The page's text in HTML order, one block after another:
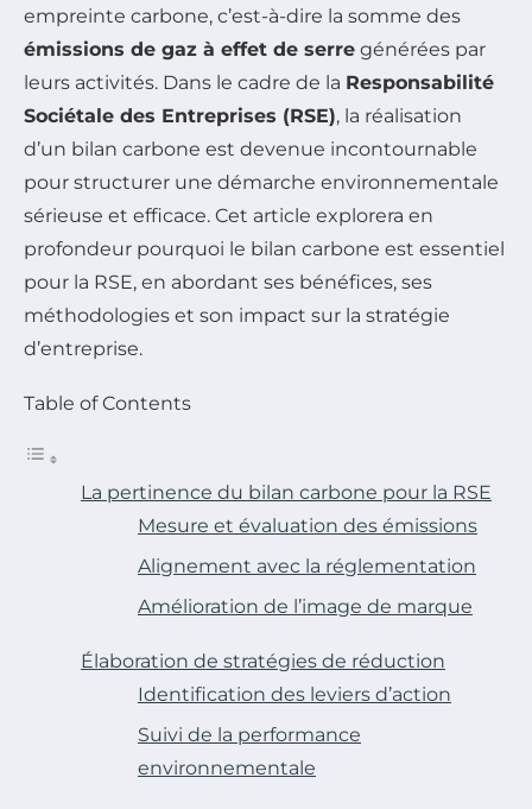
empreinte carbone, c’est-à-dire la somme des
émissions de gaz à effet de serre générées par
leurs activités. Dans le cadre de la Responsabilité
Sociétale des Entreprises (RSE), la réalisation
d’un bilan carbone est devenue incontournable
pour structurer une démarche environnementale
sérieuse et efficace. Cet article explorera en
profondeur pourquoi le bilan carbone est essentiel
pour la RSE, en abordant ses bénéfices, ses
méthodologies et son impact sur la stratégie
d’entreprise.
Table of Contents
La pertinence du bilan carbone pour la RSE
Mesure et évaluation des émissions
Alignement avec la réglementation
Amélioration de l’image de marque
Élaboration de stratégies de réduction
Identification des leviers d’action
Suivi de la performance
environnementale